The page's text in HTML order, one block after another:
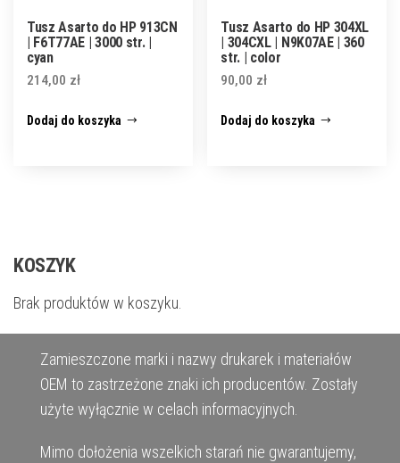
Tusz Asarto do HP 913CN
| F6T77AE | 3000 str. |
cyan
214,00 zł
Dodaj do koszyka
Tusz Asarto do HP 304XL
| 304CXL | N9K07AE | 360
str. | color
90,00 zł
Dodaj do koszyka
KOSZYK
Brak produktów w koszyku.
Zamieszczone marki i nazwy drukarek i materiałów
OEM to zastrzeżone znaki ich producentów. Zostały
użyte wyłącznie w celach informacyjnych.
Mimo dołożenia wszelkich starań nie gwarantujemy,